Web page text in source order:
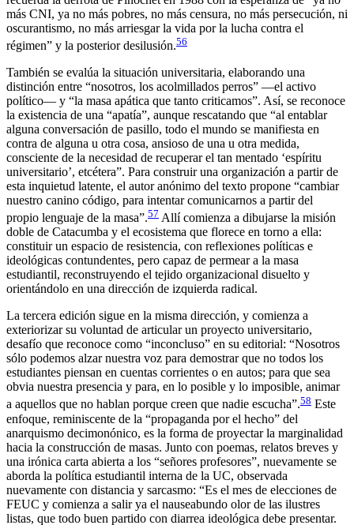
más CNI, ya no más pobres, no más censura, no más persecución, ni
oscurantismo, no más arriesgar la vida por la lucha contra el
régimen” y la posterior desilusión.56
También se evalúa la situación universitaria, elaborando una
distinción entre “nosotros, los acolmillados perros” —el activo
político— y “la masa apática que tanto criticamos”. Así, se reconoce
la existencia de una “apatía”, aunque rescatando que “al entablar
alguna conversación de pasillo, todo el mundo se manifiesta en
contra de alguna u otra cosa, ansioso de una u otra medida,
consciente de la necesidad de recuperar el tan mentado ‘espíritu
universitario’, etcétera”. Para construir una organización a partir de
esta inquietud latente, el autor anónimo del texto propone “cambiar
nuestro canino código, para intentar comunicarnos a partir del
propio lenguaje de la masa”.57 Allí comienza a dibujarse la misión
doble de Catacumba y el ecosistema que florece en torno a ella:
constituir un espacio de resistencia, con reflexiones políticas e
ideológicas contundentes, pero capaz de permear a la masa
estudiantil, reconstruyendo el tejido organizacional disuelto y
orientándolo en una dirección de izquierda radical.
La tercera edición sigue en la misma dirección, y comienza a
exteriorizar su voluntad de articular un proyecto universitario,
desafío que reconoce como “inconcluso” en su editorial: “Nosotros
sólo podemos alzar nuestra voz para demostrar que no todos los
estudiantes piensan en cuentas corrientes o en autos; para que sea
obvia nuestra presencia y para, en lo posible y lo imposible, animar
a aquellos que no hablan porque creen que nadie escucha”.58 Este
enfoque, reminiscente de la “propaganda por el hecho” del
anarquismo decimonónico, es la forma de proyectar la marginalidad
hacia la construcción de masas. Junto con poemas, relatos breves y
una irónica carta abierta a los “señores profesores”, nuevamente se
aborda la política estudiantil interna de la UC, observada
nuevamente con distancia y sarcasmo: “Es el mes de elecciones de
FEUC y comienza a salir ya el nauseabundo olor de las ilustres
listas, que todo buen partido con diarrea ideológica debe presentar.